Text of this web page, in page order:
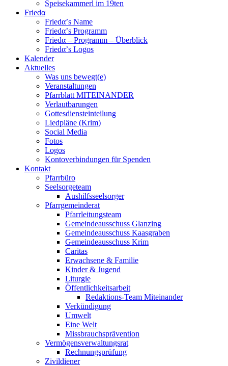
Speisekammerl im 19ten
Friedα
Friedα’s Name
Friedα’s Programm
Friedα – Programm – Überblick
Friedα’s Logos
Kalender
Aktuelles
Was uns bewegt(e)
Veranstaltungen
Pfarrblatt MITEINANDER
Verlautbarungen
Gottesdiensteinteilung
Liedpläne (Krim)
Social Media
Fotos
Logos
Kontoverbindungen für Spenden
Kontakt
Pfarrbüro
Seelsorgeteam
Aushilfsseelsorger
Pfarrgemeinderat
Pfarrleitungsteam
Gemeindeausschuss Glanzing
Gemeindeausschuss Kaasgraben
Gemeindeausschuss Krim
Caritas
Erwachsene & Familie
Kinder & Jugend
Liturgie
Öffentlichkeitsarbeit
Redaktions-Team Miteinander
Verkündigung
Umwelt
Eine Welt
Missbrauchsprävention
Vermögensverwaltungsrat
Rechnungsprüfung
Zivildiener